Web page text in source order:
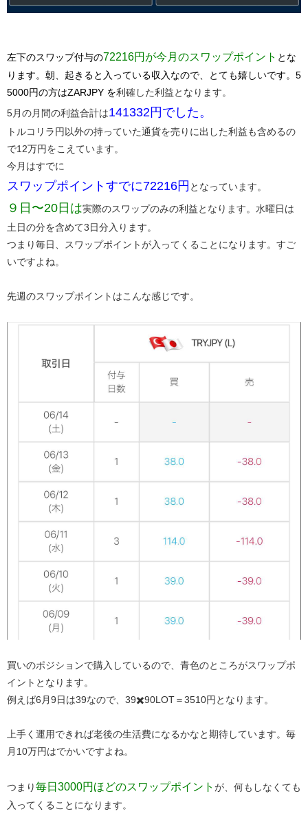
​左下のスワップ付与の​72216円が今月のスワップポイント​ とな
ります。朝、起きると入っている収入なので、とても嬉しいです。5
5000円の方はZARJPY​​ を利確した利益となります。
5月の月間の利益合計は​141332円​でした。
トルコリラ円以外の持っていた通貨を売りに出した利益も含めるの
で12万円をこえています。
今月はすでに
スワップポイントすでに72216円​ となっています。
​９日〜20日は実際のスワップのみの利益となります。水曜日は
土日の分を含めて3日分入ります。
つまり毎日、スワップポイントが入ってくることになります。すご
いですよね。
先週のスワップポイントはこんな感じです。
買いのポジションで購入しているので、青色のところがスワップポ
イントとなります。
例えば6月9日は39なので、39✖️90LOT＝3510円となります。
上手く運用できれば老後の生活費になるかなと期待しています。毎
月10万円はでかいですよね。
つまり​毎日3000円ほどのスワップポイント​ が、何もしなくても
入ってくることになります。